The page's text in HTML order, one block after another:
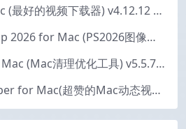
Downie 4 for Mac (最好的视频下载器) v4.12.12 激活版
Adobe Photoshop 2026 for Mac (PS2026图像编辑处理软件) v27.6.0 中文版
CleanMyMac for Mac (Mac清理优化工具) v5.5.7 激活版
Dynamic Wallpaper for Mac(超赞的Mac动态视频壁纸) v25.4 激活版